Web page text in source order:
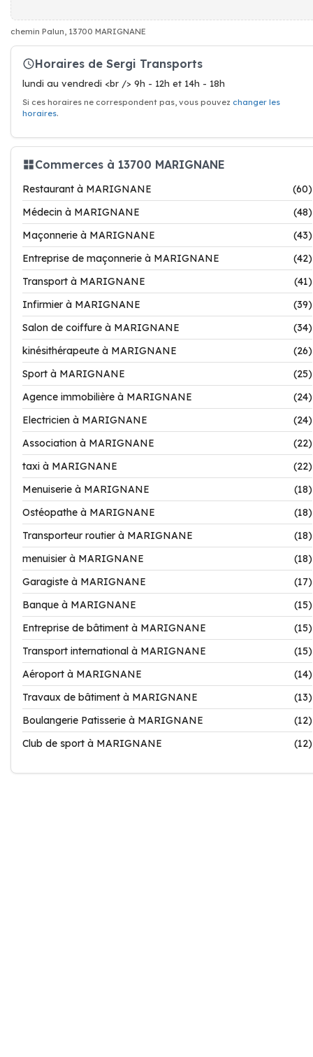
chemin Palun, 13700 MARIGNANE
Horaires de Sergi Transports
lundi au vendredi <br /> 9h - 12h et 14h - 18h
Si ces horaires ne correspondent pas, vous pouvez changer les
horaires.
Commerces à 13700 MARIGNANE
Restaurant à MARIGNANE
(60)
Médecin à MARIGNANE
(48)
Maçonnerie à MARIGNANE
(43)
Entreprise de maçonnerie à MARIGNANE
(42)
Transport à MARIGNANE
(41)
Infirmier à MARIGNANE
(39)
Salon de coiffure à MARIGNANE
(34)
kinésithérapeute à MARIGNANE
(26)
Sport à MARIGNANE
(25)
Agence immobilière à MARIGNANE
(24)
Electricien à MARIGNANE
(24)
Association à MARIGNANE
(22)
taxi à MARIGNANE
(22)
Menuiserie à MARIGNANE
(18)
Ostéopathe à MARIGNANE
(18)
Transporteur routier à MARIGNANE
(18)
menuisier à MARIGNANE
(18)
Garagiste à MARIGNANE
(17)
Banque à MARIGNANE
(15)
Entreprise de bâtiment à MARIGNANE
(15)
Transport international à MARIGNANE
(15)
Aéroport à MARIGNANE
(14)
Travaux de bâtiment à MARIGNANE
(13)
Boulangerie Patisserie à MARIGNANE
(12)
Club de sport à MARIGNANE
(12)